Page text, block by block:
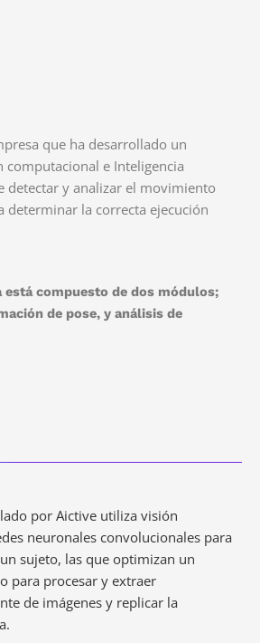
que ha desarrollado un
computacional e Inteligencia
detectar y analizar el movimiento
determinar la correcta ejecución
está compuesto de dos módulos;
de pose, y análisis de
por Aictive utiliza visión
neuronales convolucionales para
sujeto, las que optimizan un
para procesar y extraer
de imágenes y replicar la